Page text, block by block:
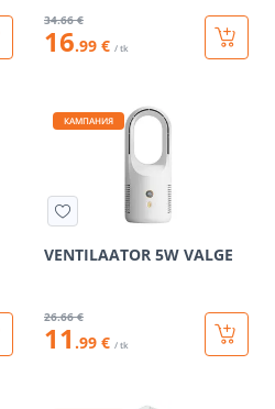
34.66 €
16.99 € / tk
КАМПАНИЯ
VENTILAATOR 5W VALGE
26.66 €
11 .99 € / tk